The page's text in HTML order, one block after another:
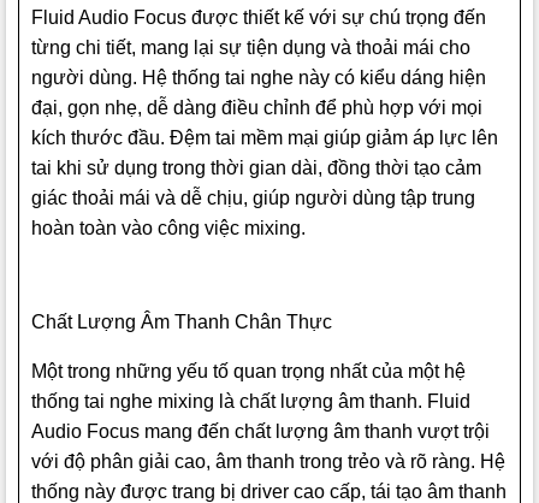
Fluid Audio Focus được thiết kế với sự chú trọng đến
từng chi tiết, mang lại sự tiện dụng và thoải mái cho
người dùng. Hệ thống tai nghe này có kiểu dáng hiện
đại, gọn nhẹ, dễ dàng điều chỉnh để phù hợp với mọi
kích thước đầu. Đệm tai mềm mại giúp giảm áp lực lên
tai khi sử dụng trong thời gian dài, đồng thời tạo cảm
giác thoải mái và dễ chịu, giúp người dùng tập trung
hoàn toàn vào công việc mixing.
Chất Lượng Âm Thanh Chân Thực
Một trong những yếu tố quan trọng nhất của một hệ
thống tai nghe mixing là chất lượng âm thanh. Fluid
Audio Focus mang đến chất lượng âm thanh vượt trội
với độ phân giải cao, âm thanh trong trẻo và rõ ràng. Hệ
thống này được trang bị driver cao cấp, tái tạo âm thanh